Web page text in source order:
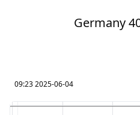
Germany
2025-06-04 09:23